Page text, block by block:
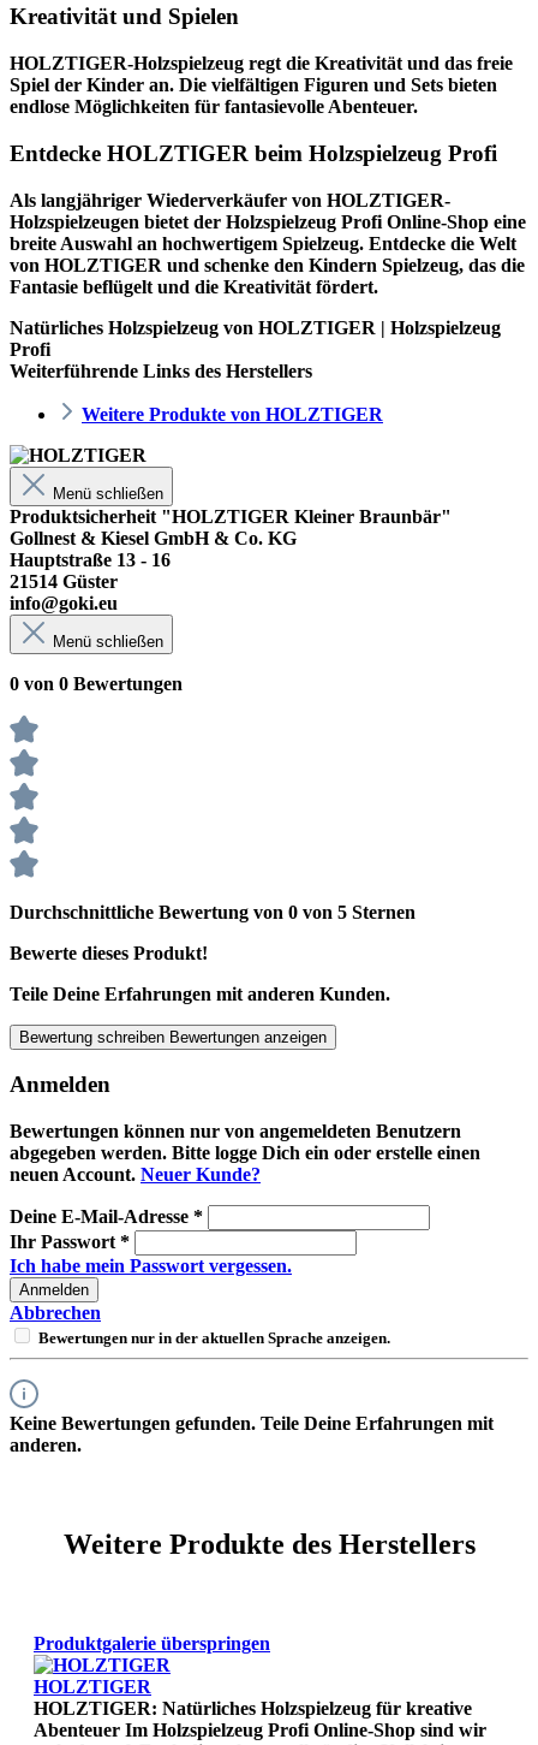
Kreativität und Spielen
HOLZTIGER-Holzspielzeug regt die Kreativität und das freie
Spiel der Kinder an. Die vielfältigen Figuren und Sets bieten
endlose Möglichkeiten für fantasievolle Abenteuer.
Entdecke HOLZTIGER beim Holzspielzeug Profi
Als langjähriger Wiederverkäufer von HOLZTIGER-
Holzspielzeugen bietet der Holzspielzeug Profi Online-Shop eine
breite Auswahl an hochwertigem Spielzeug. Entdecke die Welt
von HOLZTIGER und schenke den Kindern Spielzeug, das die
Fantasie beflügelt und die Kreativität fördert.
Natürliches Holzspielzeug von HOLZTIGER | Holzspielzeug
Profi
Weiterführende Links des Herstellers
Weitere Produkte von HOLZTIGER
Menü schließen
Produktsicherheit "HOLZTIGER Kleiner Braunbär"
Gollnest & Kiesel GmbH & Co. KG
Hauptstraße 13 - 16
21514 Güster
info@goki.eu
Menü schließen
0 von 0 Bewertungen
Durchschnittliche Bewertung von 0 von 5 Sternen
Bewerte dieses Produkt!
Teile Deine Erfahrungen mit anderen Kunden.
Bewertung schreiben Bewertungen anzeigen
Anmelden
Bewertungen können nur von angemeldeten Benutzern
abgegeben werden. Bitte logge Dich ein oder erstelle einen
neuen Account. Neuer Kunde?
Deine E-Mail-Adresse *
Ihr Passwort *
Ich habe mein Passwort vergessen.
Anmelden
Abbrechen
Bewertungen nur in der aktuellen Sprache anzeigen.
Keine Bewertungen gefunden. Teile Deine Erfahrungen mit
anderen.
Weitere Produkte des Herstellers
Produktgalerie überspringen
HOLZTIGER
HOLZTIGER: Natürliches Holzspielzeug für kreative
Abenteuer Im Holzspielzeug Profi Online-Shop sind wir